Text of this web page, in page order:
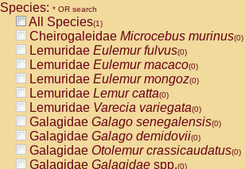
Species: * OR search
All Species(1)
Cheirogaleidae Microcebus murinus(0)
Lemuridae Eulemur fulvus(0)
Lemuridae Eulemur macaco(0)
Lemuridae Eulemur mongoz(0)
Lemuridae Lemur catta(0)
Lemuridae Varecia variegata(0)
Galagidae Galago senegalensis(0)
Galagidae Galago demidovii(0)
Galagidae Otolemur crassicaudatus(0)
Galagidae Galagidae spp.(0)